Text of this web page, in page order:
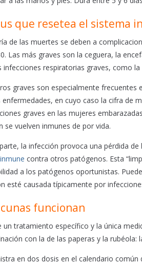
que resetea el sistema
de las muertes se deben a
Las más graves son la ceguera, la
infecciones respiratorias graves, como la
graves son especialmente
en cuyo caso la cifra de
graves en las mujeres
se vuelven inmunes de por vida.
la infección provoca una pérdida
contra otros patógenos. Esta
a los patógenos oportunistas.
esté causada típicamente por
funcionan
un tratamiento específico y la única
con la de las paperas y la rubéola:
en dos dosis en el calendario